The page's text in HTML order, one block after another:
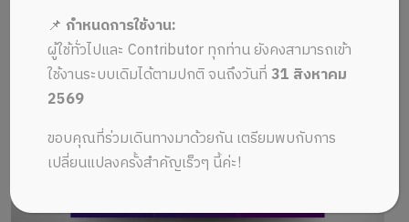
0 Sale
📌กำหนดการใช้งาน:
ผู้ใช้ทั่วไปและ Contributor ทุกท่าน ยังคงสามารถเข้า
ใช้งานระบบเดิมได้ตามปกติ จนถึงวันที่ 31 สิงหาคม
2569
ขอบคุณที่ร่วมเดินทางมาด้วยกัน เตรียมพบกับการ
เปลี่ยนแปลงครั้งสำคัญเร็วๆ นี้ค่ะ!